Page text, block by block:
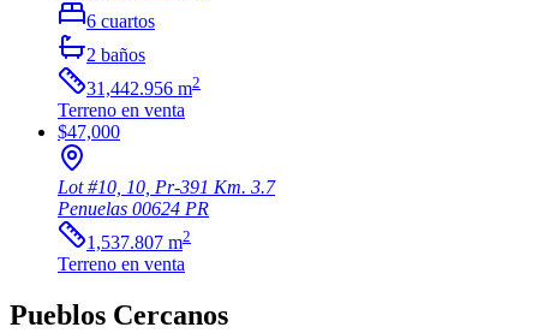
6 cuartos
2 baños
31,442.956 m2
Terreno en venta
$47,000
Lot #10, 10, Pr-391 Km. 3.7
Penuelas 00624 PR
1,537.807 m2
Terreno en venta
Pueblos Cercanos